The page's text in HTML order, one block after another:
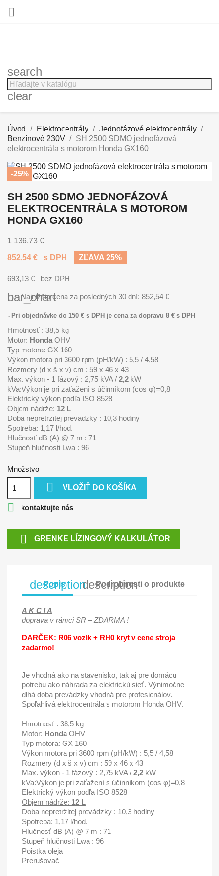

search
clear
Úvod Elektrocentrály
Jednofázové elektrocentrály
Benzínové 230V
SH 2500 SDMO jednofázová
elektrocentrála s motorom Honda GX160
-25%
SH 2500 SDMO JEDNOFÁZOVÁ
ELEKTROCENTRÁLA S MOTOROM
HONDA GX160
1 136,73 €
852,54 €
s DPH ZĽAVA 25%
693,13 € bez DPH
bar_chart
Najnižšia cena za posledných 30 dní: 852,54 €
Pri objednávke do 150 € s DPH je cena za dopravu 8 € s DPH
Hmotnosť : 38,5 kg
Motor: Honda OHV
Typ motora: GX 160
Výkon motora pri 3600 rpm (pH/kW) : 5,5 / 4,58
Rozmery (d x š x v) cm : 59 x 46 x 43
Max. výkon - 1 fázový : 2,75 kVA / 2,2 kW
kVa:Výkon je pri zaťažení s účinníkom (cos φ)=0,8
Elektrický výkon podľa ISO 8528
Objem nádrže: 12 L
Doba nepretržitej prevádzky : 10,3 hodiny
Spotreba: 1,17 l/hod.
Hlučnosť dB (A) @ 7 m : 71
Stupeň hlučnosti Lwa : 96
Množstvo
 VLOŽIŤ DO KOŠÍKA
 kontaktujte nás
 GRENKE LÍZINGOVÝ KALKULÁTOR
description
Popis description
Podrobnosti o produkte
A K C I A
doprava v rámci SR – ZDARMA !
DARČEK: R06 vozík + RH0 kryt v cene stroja
zadarmo!
Je vhodná ako na stavenisko, tak aj pre domácu
potrebu ako náhrada za elektrickú sieť. Výnimočne
dlhá doba prevádzky vhodná pre profesionálov.
Spoľahlivá elektrocentrála s motorom Honda OHV.
Hmotnosť : 38,5 kg
Motor: Honda OHV
Typ motora: GX 160
Výkon motora pri 3600 rpm (pH/kW) : 5,5 / 4,58
Rozmery (d x š x v) cm : 59 x 46 x 43
Max. výkon - 1 fázový : 2,75 kVA / 2,2 kW
kVa:Výkon je pri zaťažení s účinníkom (cos φ)=0,8
Elektrický výkon podľa ISO 8528
Objem nádrže: 12 L
Doba nepretržitej prevádzky : 10,3 hodiny
Spotreba: 1,17 l/hod.
Hlučnosť dB (A) @ 7 m : 71
Stupeň hlučnosti Lwa : 96
Poistka oleja
Prerušovač